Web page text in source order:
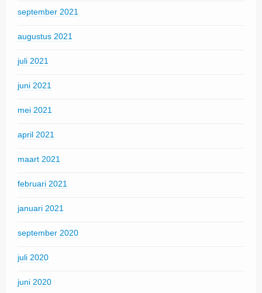
september 2021
augustus 2021
juli 2021
juni 2021
mei 2021
april 2021
maart 2021
februari 2021
januari 2021
september 2020
juli 2020
juni 2020